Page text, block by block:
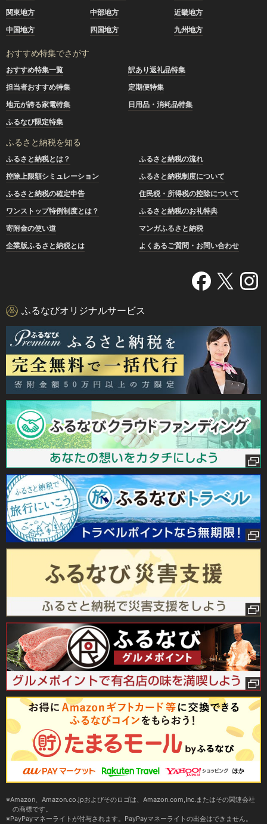
関東地方
中部地方
近畿地方
中国地方
四国地方 九州地方
おすすめ特集でさがす
おすすめ特集一覧
訳あり返礼品特集
担当者おすすめ特集
定期便特集
地元が誇る家電特集
日用品・消耗品特集
ふるなび限定特集
ふるさと納税を知る
ふるさと納税とは？
ふるさと納税の流れ
控除上限額シミュレーション
ふるさと納税制度について
ふるさと納税の確定申告
住民税・所得税の控除について
ワンストップ特例制度とは？
ふるさと納税のお礼特典
寄附金の使い道
マンガふるさと納税
企業版ふるさと納税とは
よくあるご質問・お問い合わせ
ふるなびオリジナルサービス
Amazon、Amazon.co.jpおよびそのロゴは、Amazon.com,Inc.またはその関連会社
の商標です。
PayPayマネーライトが付与されます。PayPayマネーライトの出金はできません。